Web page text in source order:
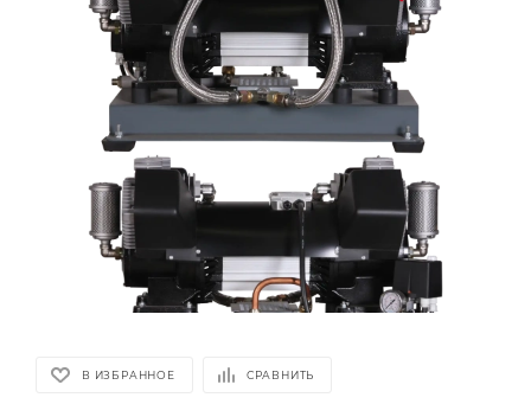
В ИЗБРАННОЕ СРАВНИТЬ